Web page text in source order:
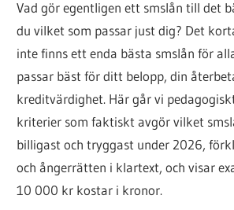
lånet
för
Vad gör egentligen ett smslån till det
du vilket som passar just dig? Det
inte finns ett enda bästa smslån för
passar bäst för ditt belopp, din
kreditvärdighet. Här går vi
kriterier som faktiskt avgör vilket
billigast och tryggast under 2026,
och ångerrätten i klartext, och visar
10 000 kr kostar i kronor.